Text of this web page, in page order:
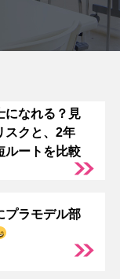
になれる？見
スクと、2年
ルートを比較
プラモデル部